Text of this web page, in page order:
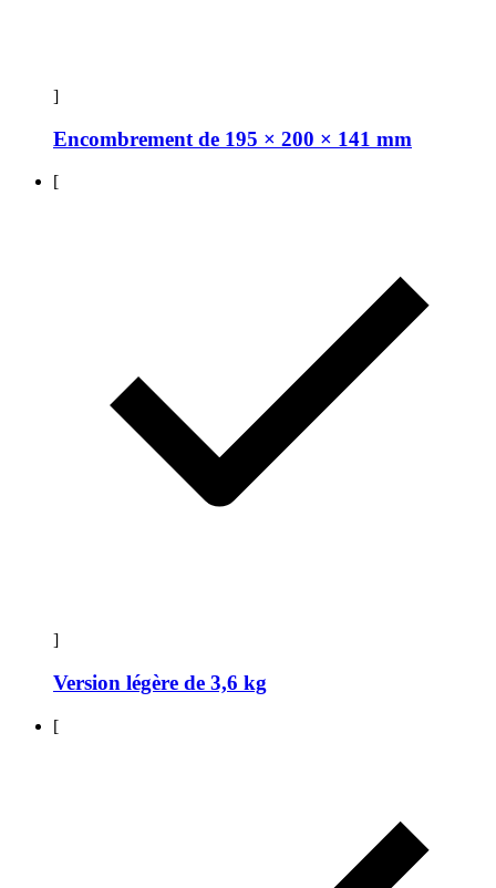
]
Encombrement de 195 × 200 × 141 mm
[
]
Version légère de 3,6 kg
[